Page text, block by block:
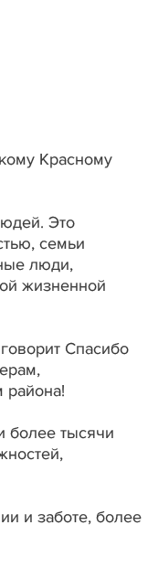
Красному
Это
семьи
люди,
жизненной
Спасибо
тысячи
и заботе, более